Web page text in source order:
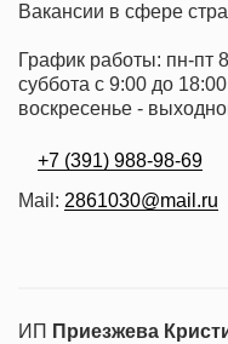
Вакансии в сфере
График работы: пн-пт
суббота с 9:00 до 18:00
воскресенье -
+7 (391) 988-98-69
Mail: 2861030@mail.ru
ИП Приезжева